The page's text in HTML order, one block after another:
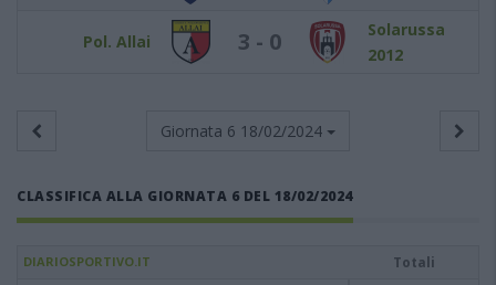
Pol. Allai 3 - 0
Solarussa
2012
Giornata 6 18/02/2024
CLASSIFICA ALLA GIORNATA 6 DEL 18/02/2024
DIARIOSPORTIVO.IT
Totali